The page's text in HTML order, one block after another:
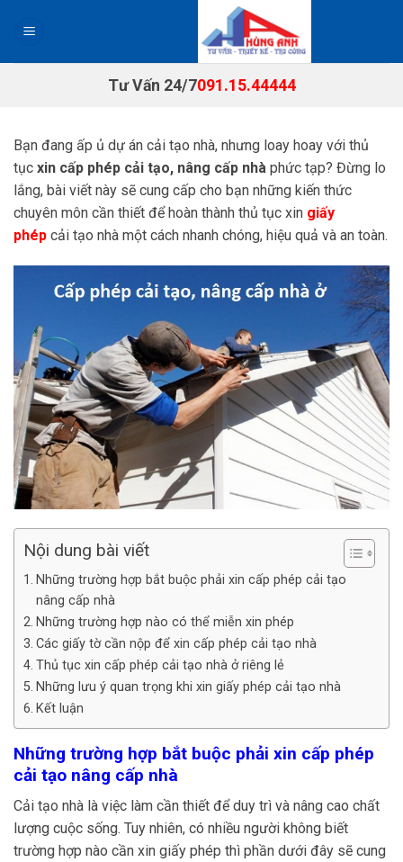
Tư Vấn 24/7091.15.44444
Bạn đang ấp ủ dự án cải tạo nhà, nhưng loay hoay với thủ
tục xin cấp phép cải tạo, nâng cấp nhà phức tạp? Đừng lo
lắng, bài viết này sẽ cung cấp cho bạn những kiến thức
chuyên môn cần thiết để hoàn thành thủ tục xin giấy
phép cải tạo nhà một cách nhanh chóng, hiệu quả và an toàn.
Nội dung bài viết
Những trường hợp bắt buộc phải xin cấp phép cải tạo
nâng cấp nhà
Những trường hợp nào có thể miễn xin phép
Các giấy tờ cần nộp để xin cấp phép cải tạo nhà
Thủ tục xin cấp phép cải tạo nhà ở riêng lẻ
Những lưu ý quan trọng khi xin giấy phép cải tạo nhà
Kết luận
Những trường hợp bắt buộc phải xin cấp phép
cải tạo nâng cấp nhà
Cải tạo nhà là việc làm cần thiết để duy trì và nâng cao chất
lượng cuộc sống. Tuy nhiên, có nhiều người không biết
trường hợp nào cần xin giấy phép thì phần dưới đây sẽ cung